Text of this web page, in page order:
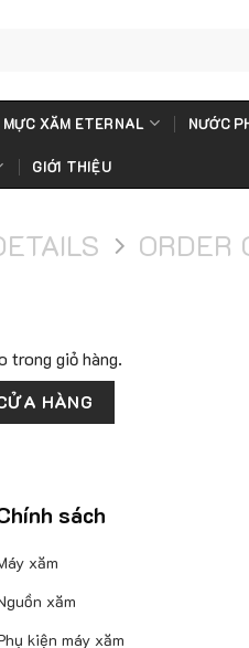
MỰC XĂM ETERNAL NƯỚC
GIỚI THIỆU
ORDER
trong giỏ hàng.
HÀNG
sách
xăm
xăm
kiện máy xăm